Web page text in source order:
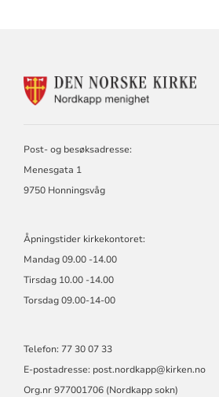
Post- og besøksadresse:
Menesgata 1
9750 Honningsvåg
Åpningstider kirkekontoret:
Mandag 09.00 -14.00
Tirsdag 10.00 -14.00
Torsdag 09.00-14-00
Telefon: 77 30 07 33
E-postadresse: post.nordkapp@kirken.no
Org.nr 977001706 (Nordkapp sokn)